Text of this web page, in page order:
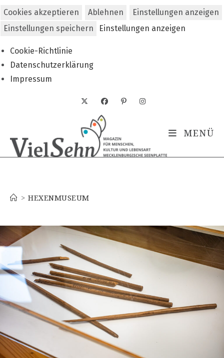
Cookies akzeptieren Ablehnen
Einstellungen anzeigen
Einstellungen speichern
Einstellungen anzeigen
Cookie-Richtlinie
Datenschutzerklärung
Impressum
MENÜ
> HEXENMUSEUM